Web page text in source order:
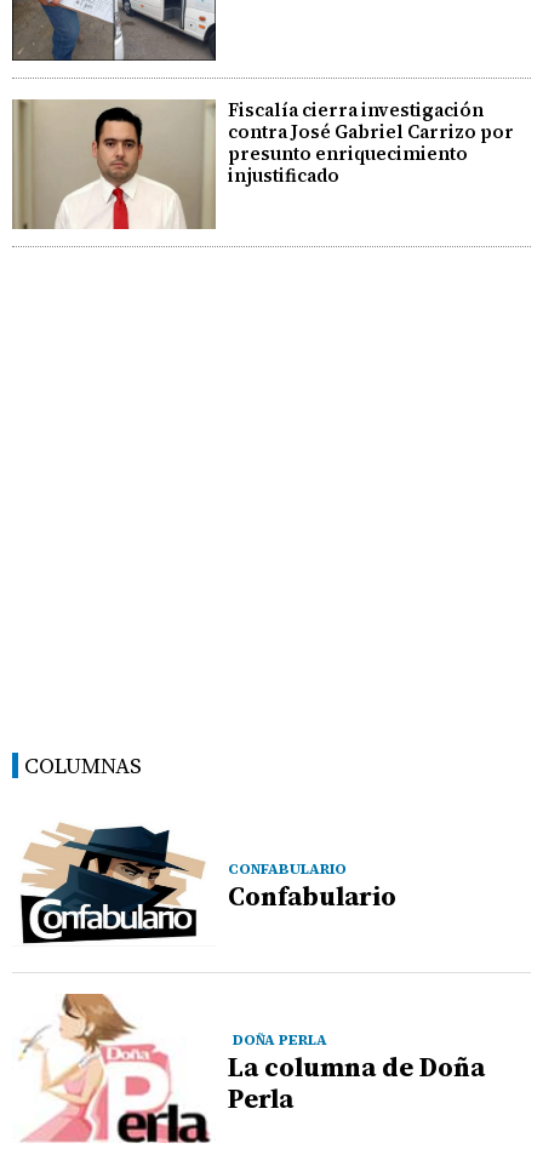
Fiscalía cierra investigación
contra José Gabriel Carrizo por
presunto enriquecimiento
injustificado
COLUMNAS
CONFABULARIO
Confabulario
DOÑA PERLA
La columna de Doña
Perla